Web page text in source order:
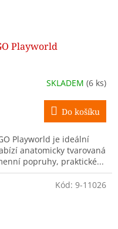
Playworld
SKLADEM (6 ks)
Do košíku
Playworld je ideální
anatomicky tvarovaná
popruhy, praktické...
Kód: 9-11026